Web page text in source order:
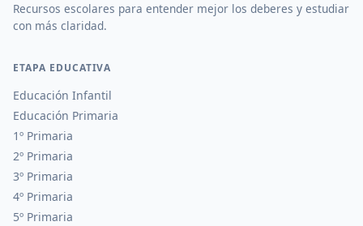
Recursos escolares para entender mejor los deberes y estudiar
con más claridad.
ETAPA EDUCATIVA
Educación Infantil
Educación Primaria
1º Primaria
2º Primaria
3º Primaria
4º Primaria
5º Primaria